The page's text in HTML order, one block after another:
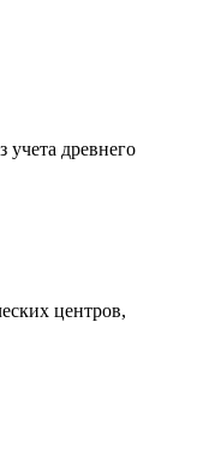
древнего
центров,